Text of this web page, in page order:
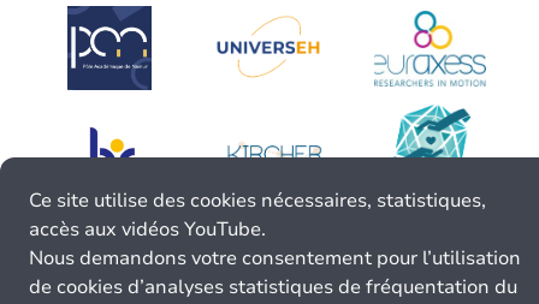
Ce site utilise des cookies nécessaires, statistiques,
accès aux vidéos YouTube.
Nous demandons votre consentement pour l’utilisation
de cookies d’analyses statistiques de fréquentation du